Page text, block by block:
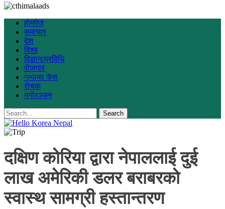
होमपेज
समाचार
देश
विश्व
विज्ञान/प्रविधि
रोजगार
ग्ल्यामर फेस
रोचक
मनोरञ्जन
दक्षिण कोरिया द्वारा नेपाललाई दुई
लाख अमेरिकी डलर बराबरको
स्वास्थ सामग्री हस्तान्तरण